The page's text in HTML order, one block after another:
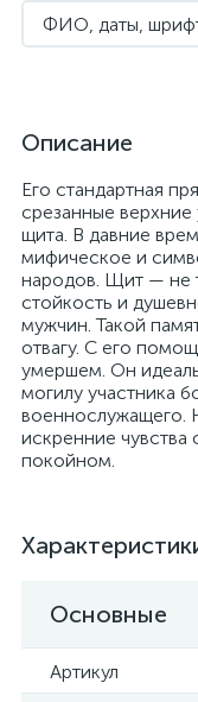
ФИО, даты,
Описание
Его стандартная
срезанные верхние
щита. В давние
мифическое и
народов. Щит — не
стойкость и
мужчин. Такой
отвагу. С его
умершем. Он
могилу участника
военнослужащего.
искренние чувства
покойном.
Основные
Артикул